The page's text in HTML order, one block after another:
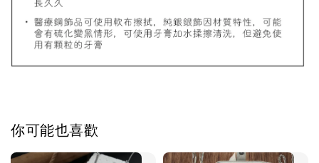
NT$ 98
你可能也喜歡